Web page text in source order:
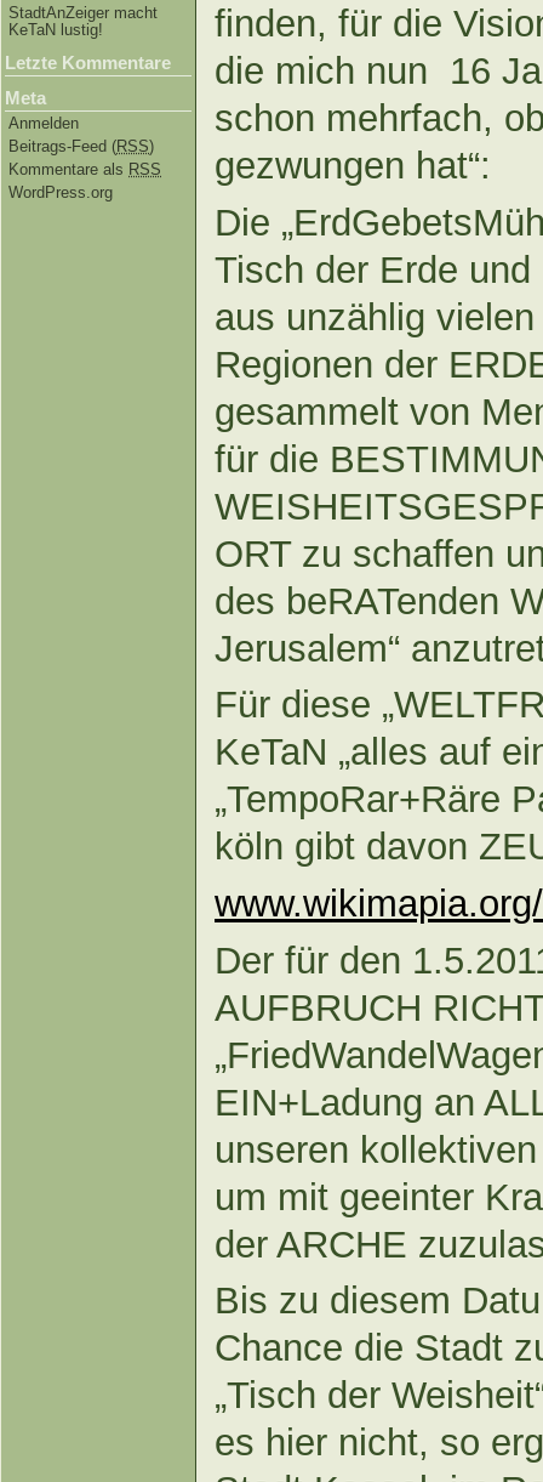
StadtAnZeiger macht
KeTaN lustig!
Letzte Kommentare
Meta
Anmelden
Beitrags-Feed (RSS)
Kommentare als RSS
WordPress.org
finden, für die
die mich nun 16
schon mehrfach,
gezwungen hat“:
Die
Tisch der Erde
aus unzählig
Regionen der
gesammelt von
für die
ORT zu schaffen
des beRATenden
Jerusalem“
Für diese
KeTaN „alles auf
„TempoRar+Räre
köln gibt davon
Der für den
AUFBRUCH
EIN+Ladung an
unseren
um mit geeinter
der ARCHE
Bis zu diesem
Chance die Stadt
„Tisch der
es hier nicht, so